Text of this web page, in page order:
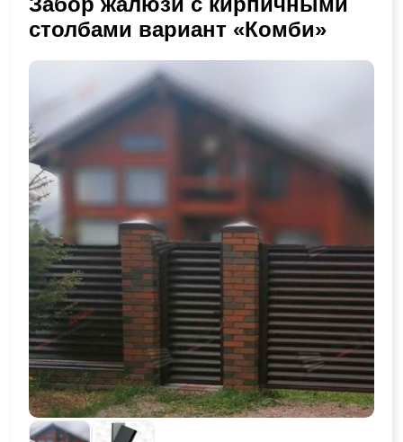
столбами вариант «Комби»